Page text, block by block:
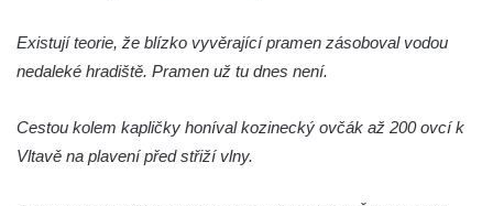
roušky pot z tváře
Křížová cesta Římov – XIX. kaple – Kristus
Existují teorie, že blízko vyvěrající pramen zásoboval vodou
nedaleké hradiště. Pramen už tu dnes není.
Cestou kolem kapličky honíval kozinecký ovčák až 200 ovcí k
Vltavě na plavení před střiží vlny.